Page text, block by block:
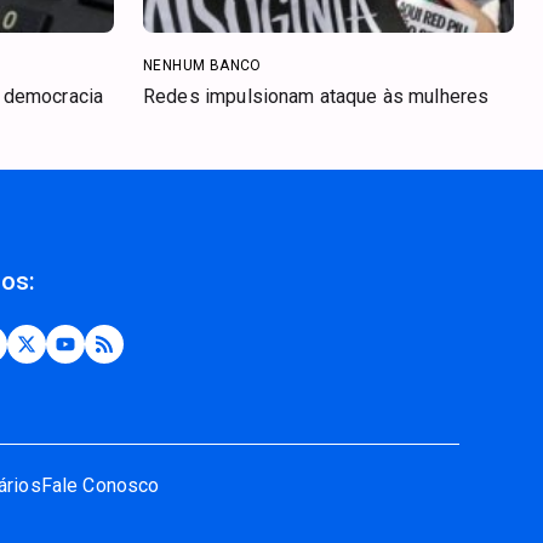
NENHUM BANCO
Redes impulsionam ataque às mulheres
Fale Conosco